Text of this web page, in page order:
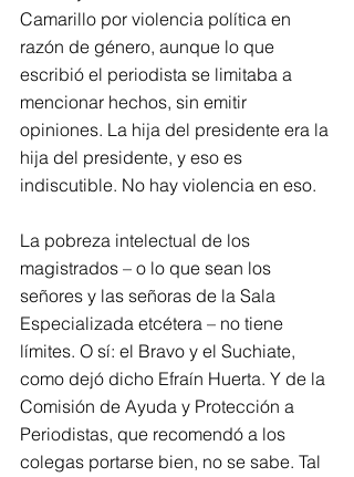
Camarillo por violencia política en
razón de género, aunque lo que
escribió el periodista se limitaba a
mencionar hechos, sin emitir
opiniones. La hija del presidente era la
hija del presidente, y eso es
indiscutible. No hay violencia en eso.
La pobreza intelectual de los
magistrados – o lo que sean los
señores y las señoras de la Sala
Especializada etcétera – no tiene
límites. O sí: el Bravo y el Suchiate,
como dejó dicho Efraín Huerta. Y de la
Comisión de Ayuda y Protección a
Periodistas, que recomendó a los
colegas portarse bien, no se sabe. Tal